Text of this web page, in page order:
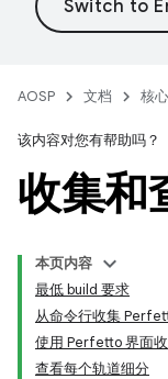
AOSP 文档 核
该内容对您有帮助吗？
收集和
本页内容
最低 build 要求
从命令行收集
使用 Perfetto 界面
查看每个轨道细分